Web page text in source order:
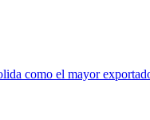
como el mayor